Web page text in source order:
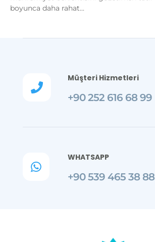
boyunca daha rahat...

Müşteri Hizmetleri
+90 252 616 68 99

WHATSAPP
+90 539 465 38 88